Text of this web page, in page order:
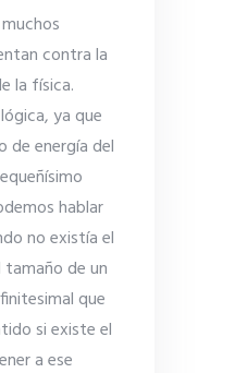
contra la
la física.
ya que
de energía del
hablar
no existía el
tamaño de un
que
si existe el
a ese